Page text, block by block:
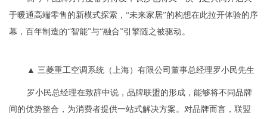
于暖通高端零售的新模式探索，“未来家居”的构想在此拉开体验的序
幕，百年制造的“智能”与“融合”引擎随之被驱动。
▲ 三菱重工空调系统（上海）有限公司董事总经理罗小民先生
罗小民总经理在致辞中说，品牌联盟的形成，能够将不同品牌
间的优势整合，为消费者提供一站式解决方案。对品牌而言，联盟